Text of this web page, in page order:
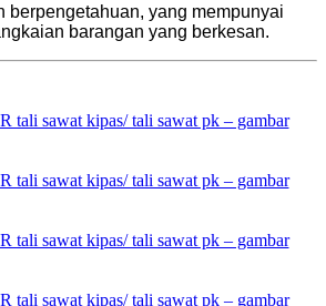
yang mempunyai
barangan yang berkesan.